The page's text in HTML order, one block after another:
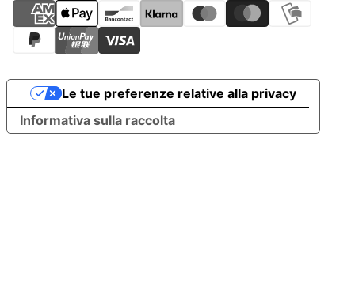
Informativa sulla raccolta
Le tue preferenze relative alla privacy